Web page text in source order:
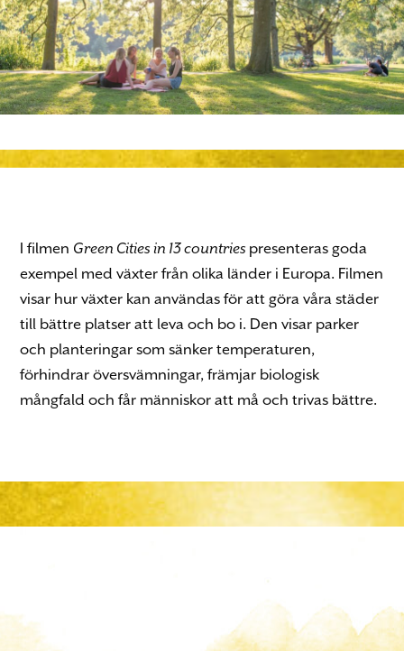
I filmen Green Cities in 13 countries presenteras goda
exempel med växter från olika länder i Europa. Filmen
visar hur växter kan användas för att göra våra städer
till bättre platser att leva och bo i. Den visar parker
och planteringar som sänker temperaturen,
förhindrar översvämningar, främjar biologisk
mångfald och får människor att må och trivas bättre.